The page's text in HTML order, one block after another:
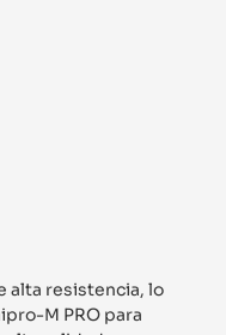
alta resistencia, lo
M PRO para